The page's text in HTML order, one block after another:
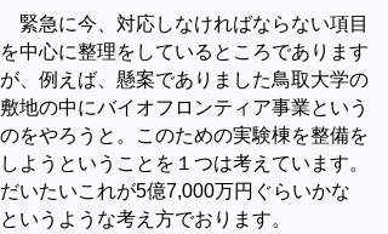
緊急に今、対応しなければならない項目
を中心に整理をしているところであります
が、例えば、懸案でありました鳥取大学の
敷地の中にバイオフロンティア事業という
のをやろうと。このための実験棟を整備を
しようということを１つは考えています。
だいたいこれが5億7,000万円ぐらいかな
というような考え方でおります。